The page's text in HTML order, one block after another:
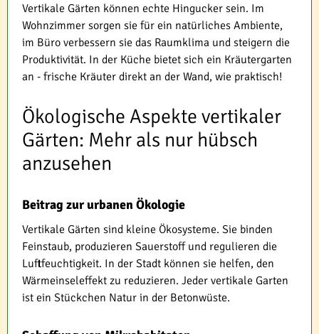
Vertikale Gärten können echte Hingucker sein. Im
Wohnzimmer sorgen sie für ein natürliches Ambiente,
im Büro verbessern sie das Raumklima und steigern die
Produktivität. In der Küche bietet sich ein Kräutergarten
an - frische Kräuter direkt an der Wand, wie praktisch!
Ökologische Aspekte vertikaler
Gärten: Mehr als nur hübsch
anzusehen
Beitrag zur urbanen Ökologie
Vertikale Gärten sind kleine Ökosysteme. Sie binden
Feinstaub, produzieren Sauerstoff und regulieren die
Luftfeuchtigkeit. In der Stadt können sie helfen, den
Wärmeinseleffekt zu reduzieren. Jeder vertikale Garten
ist ein Stückchen Natur in der Betonwüste.